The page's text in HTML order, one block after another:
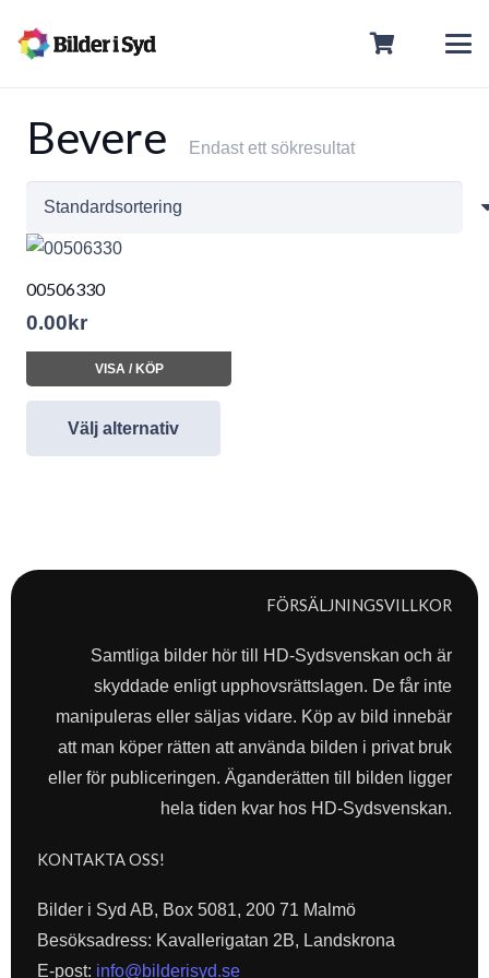
Bevere Endast ett sökresultat
00506330
0.00 kr
VISA / KÖP
Välj alternativ
FÖRSÄLJNINGSVILLKOR
Samtliga bilder hör till HD-Sydsvenskan och är
skyddade enligt upphovsrättslagen. De får inte
manipuleras eller säljas vidare. Köp av bild innebär
att man köper rätten att använda bilden i privat bruk
eller för publiceringen. Äganderätten till bilden ligger
hela tiden kvar hos HD-Sydsvenskan.
KONTAKTA OSS!
Bilder i Syd AB, Box 5081, 200 71 Malmö
Besöksadress: Kavallerigatan 2B, Landskrona
E-post: info@bilderisyd.se